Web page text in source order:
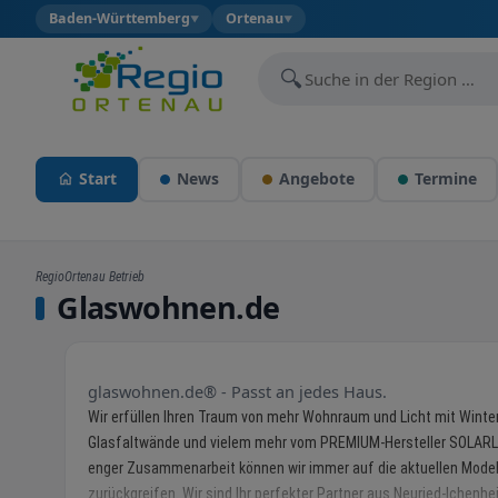
Baden-Württemberg▼ Ortenau▼
🔍
Start News Angebote Termine
RegioOrtenau Betrieb
Glaswohnen.de
glaswohnen.de® - Passt an jedes Haus.
Wir erfüllen Ihren Traum von mehr Wohnraum und Licht mit
Glasfaltwände und vielem mehr vom PREMIUM-Hersteller
enger Zusammenarbeit können wir immer auf die aktuellen
zurückgreifen. Wir sind Ihr perfekter Partner aus Neuried-